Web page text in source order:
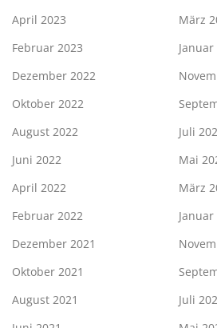
April 2023
März
Februar 2023
Januar
Dezember 2022
Oktober 2022
August 2022
Juli
Juni 2022
Mai
April 2022
März
Februar 2022
Dezember 2021
Oktober 2021
August 2021
Juli